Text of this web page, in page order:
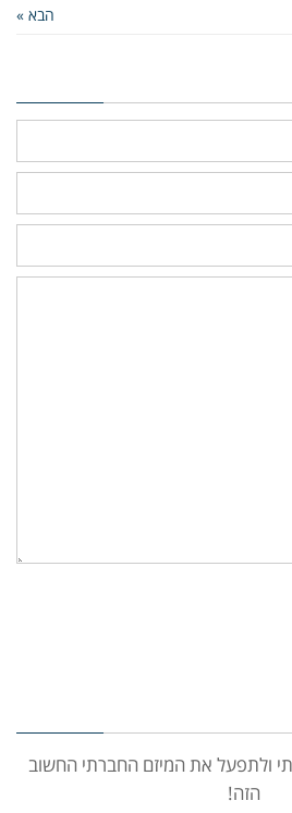
הבא »
ולתפעל את המיזם החברתי החשוב
הזה!